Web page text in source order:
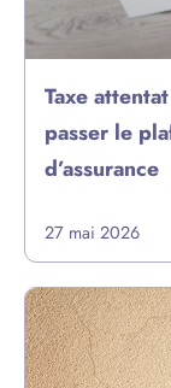
Taxe
passer le
d’assurance
27 mai 2026